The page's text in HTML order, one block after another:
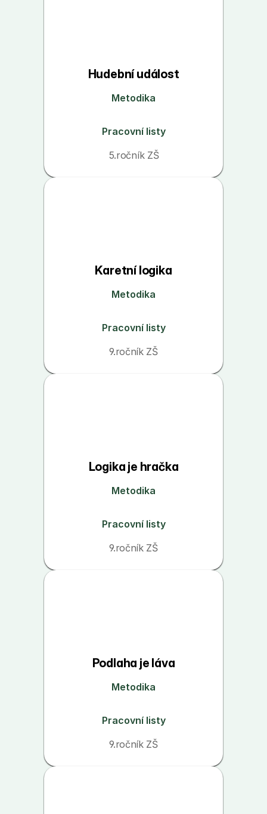
Hudební událost
Metodika
Pracovní listy
5.ročník ZŠ
Karetní logika
Metodika
Pracovní listy
9.ročník ZŠ
Logika je hračka
Metodika
Pracovní listy
9.ročník ZŠ
Podlaha je láva
Metodika
Pracovní listy
9.ročník ZŠ